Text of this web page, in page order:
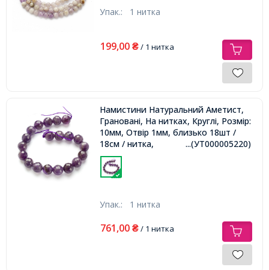
Упак.: 1 нитка
199,00 ₴/ 1 нитка
Намистини Натуральний Аметист,
Грановані, На нитках, Круглі, Розмір:
10мм, Отвір 1мм, близько 18шт /
18см / нитка,
...(УТ000005220)
Упак.: 1 нитка
761,00 ₴/ 1 нитка